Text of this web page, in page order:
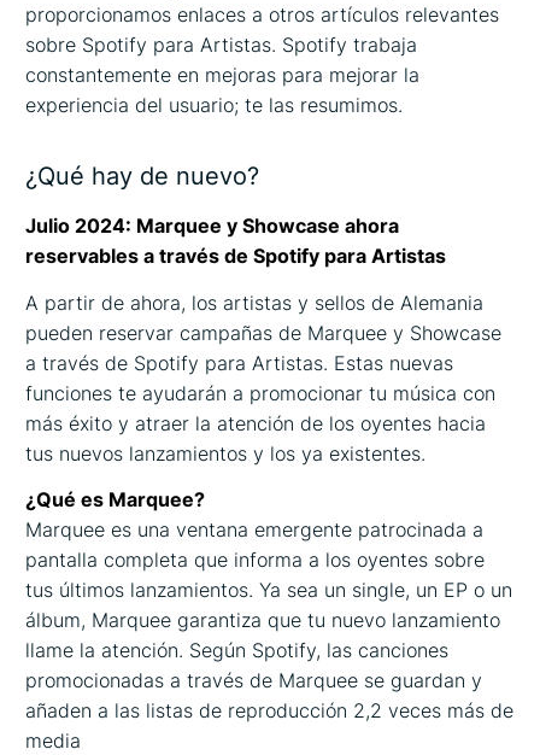
proporcionamos enlaces a otros artículos relevantes
sobre Spotify para Artistas. Spotify trabaja
constantemente en mejoras para mejorar la
experiencia del usuario; te las resumimos.
¿Qué hay de nuevo?
Julio 2024: Marquee y Showcase ahora
reservables a través de Spotify para Artistas
A partir de ahora, los artistas y sellos de Alemania
pueden reservar campañas de Marquee y Showcase
a través de Spotify para Artistas. Estas nuevas
funciones te ayudarán a promocionar tu música con
más éxito y atraer la atención de los oyentes hacia
tus nuevos lanzamientos y los ya existentes.
¿Qué es Marquee?
Marquee es una ventana emergente patrocinada a
pantalla completa que informa a los oyentes sobre
tus últimos lanzamientos. Ya sea un single, un EP o un
álbum, Marquee garantiza que tu nuevo lanzamiento
llame la atención. Según Spotify, las canciones
promocionadas a través de Marquee se guardan y
añaden a las listas de reproducción 2,2 veces más de
media